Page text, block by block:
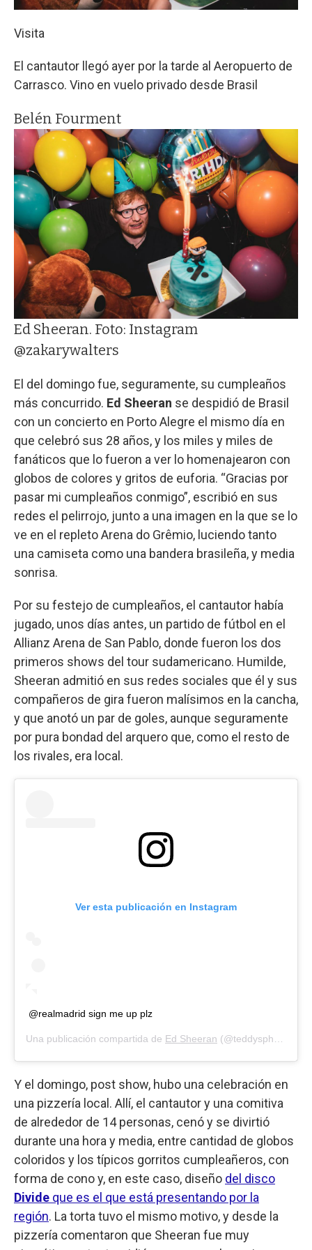
Visita
El cantautor llegó ayer por la tarde al Aeropuerto de
Carrasco. Vino en vuelo privado desde Brasil
Belén Fourment
Ed Sheeran. Foto: Instagram
@zakarywalters
El del domingo fue, seguramente, su cumpleaños
más concurrido. Ed Sheeran se despidió de Brasil
con un concierto en Porto Alegre el mismo día en
que celebró sus 28 años, y los miles y miles de
fanáticos que lo fueron a ver lo homenajearon con
globos de colores y gritos de euforia. “Gracias por
pasar mi cumpleaños conmigo”, escribió en sus
redes el pelirrojo, junto a una imagen en la que se lo
ve en el repleto Arena do Grêmio, luciendo tanto
una camiseta como una bandera brasileña, y media
sonrisa.
Por su festejo de cumpleaños, el cantautor había
jugado, unos días antes, un partido de fútbol en el
Allianz Arena de San Pablo, donde fueron los dos
primeros shows del tour sudamericano. Humilde,
Sheeran admitió en sus redes sociales que él y sus
compañeros de gira fueron malísimos en la cancha,
y que anotó un par de goles, aunque seguramente
por pura bondad del arquero que, como el resto de
los rivales, era local.
Ver esta publicación en Instagram
@realmadrid sign me up plz
Una publicación compartida de Ed Sheeran (@teddysphotos) el
Y el domingo, post show, hubo una celebración en
una pizzería local. Allí, el cantautor y una comitiva
de alrededor de 14 personas, cenó y se divirtió
durante una hora y media, entre cantidad de globos
coloridos y los típicos gorritos cumpleañeros, con
forma de cono y, en este caso, diseño del disco
Divide que es el que está presentando por la
región. La torta tuvo el mismo motivo, y desde la
pizzería comentaron que Sheeran fue muy